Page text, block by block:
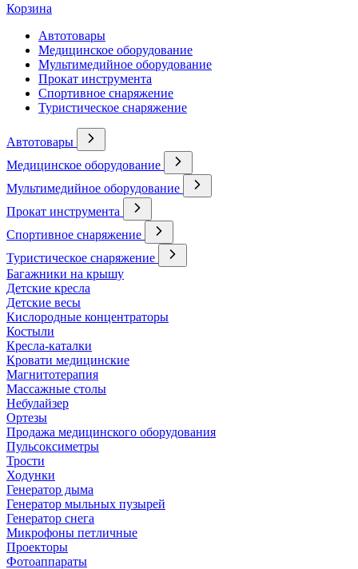
Корзина
Автотовары
Медицинское оборудование
Мультимедийное оборудование
Прокат инструмента
Спортивное снаряжение
Туристическое снаряжение
Автотовары
Медицинское оборудование
Мультимедийное оборудование
Прокат инструмента
Спортивное снаряжение
Туристическое снаряжение
Багажники на крышу
Детские кресла
Детские весы
Кислородные концентраторы
Костыли
Кресла-каталки
Кровати медицинские
Магнитотерапия
Массажные столы
Небулайзер
Ортезы
Продажа медицинского оборудования
Пульсоксиметры
Трости
Ходунки
Генератор дыма
Генератор мыльных пузырей
Генератор снега
Микрофоны петличные
Проекторы
Фотоаппараты